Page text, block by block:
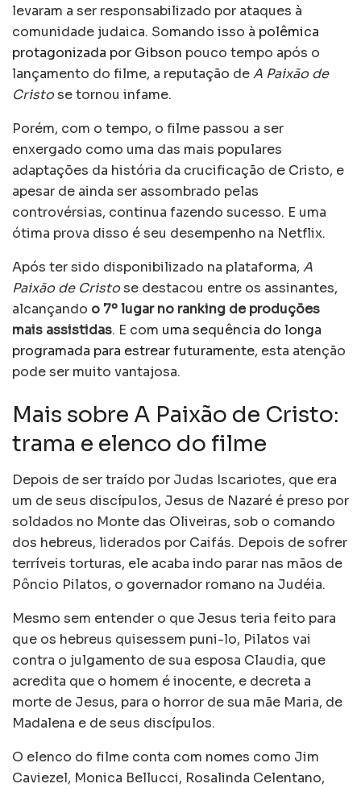
levaram a ser responsabilizado por ataques à
comunidade judaica. Somando isso à polêmica
protagonizada por Gibson pouco tempo após o
lançamento do filme, a reputação deA Paixão de
Cristose tornou infame.
Porém, com o tempo, o filme passou a ser
enxergado como uma das mais populares
adaptações da história da crucificação de Cristo, e
apesar de ainda ser assombrado pelas
controvérsias, continua fazendo sucesso. E uma
ótima prova disso é seu desempenho na Netflix.
Após ter sido disponibilizado na plataforma, A
Paixão de Cristose destacou entre os assinantes,
alcançando o 7º lugar no ranking de produções
mais assistidas. E com uma sequência do longa
programada para estrear futuramente, esta atenção
pode ser muito vantajosa.
Mais sobre A Paixão de Cristo:
trama e elenco do filme
Depois de ser traído por Judas Iscariotes, que era
um de seus discípulos, Jesus de Nazaré é preso por
soldados no Monte das Oliveiras, sob o comando
dos hebreus, liderados por Caifás. Depois de sofrer
terríveis torturas, ele acaba indo parar nas mãos de
Pôncio Pilatos, o governador romano na Judéia.
Mesmo sem entender o que Jesus teria feito para
que os hebreus quisessem puni-lo, Pilatos vai
contra o julgamento de sua esposa Claudia, que
acredita que o homem é inocente, e decreta a
morte de Jesus, para o horror de sua mãe Maria, de
Madalena e de seus discípulos.
O elenco do filme conta com nomes como Jim
Caviezel, Monica Bellucci, Rosalinda Celentano,